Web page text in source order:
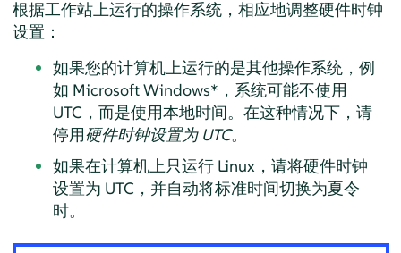
根据工作站上运行的操作系统，相应地调整硬件时钟
设置：
如果您的计算机上运行的是其他操作系统，例
如 Microsoft Windows*，系统可能不使用
UTC，而是使用本地时间。在这种情况下，请
停用硬件时钟设置为 UTC。
如果在计算机上只运行 Linux，请将硬件时钟
设置为 UTC，并自动将标准时间切换为夏令
时。